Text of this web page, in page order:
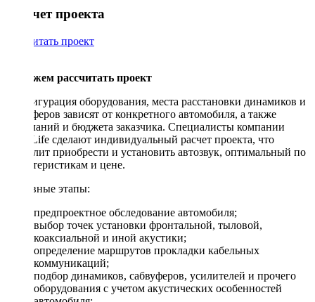
Рассчет проекта
Рассчитать проект
Поможем рассчитать проект
Конфигурация оборудования, места расстановки динамиков и
сабвуферов зависят от конкретного автомобиля, а также
пожеланий и бюджета заказчика. Специалисты компании
DriveLife сделают индивидуальный расчет проекта, что
позволит приобрести и установить автозвук, оптимальный по
характеристикам и цене.
Основные этапы:
предпроектное обследование автомобиля;
выбор точек установки фронтальной, тыловой,
коаксиальной и иной акустики;
определение маршрутов прокладки кабельных
коммуникаций;
подбор динамиков, сабвуферов, усилителей и прочего
оборудования с учетом акустических особенностей